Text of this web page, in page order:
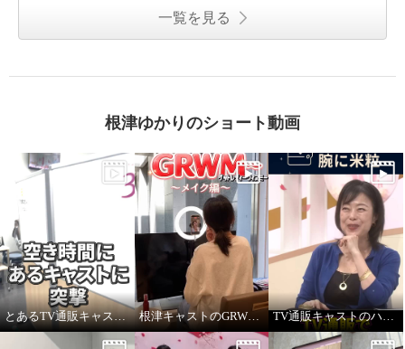
一覧を見る
根津ゆかりのショート動画
とあるTV通販キャストの髪型 根津キャストのGRWM～バブルファンデ紹介します！